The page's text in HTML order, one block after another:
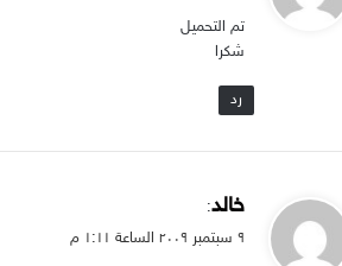
ل
تم التحميل
شكرا
رد
ي
خالد:
۹ سبتمبر ۲۰۰۹ الساعة ۱:۱۱ م